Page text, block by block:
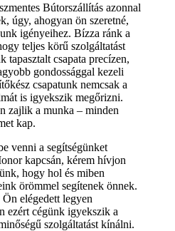
Bútorszállítás azonnal
úgy, ahogyan ön szeretné,
igényeihez. Bízza ránk a
teljes körű szolgáltatást
tapasztalt csapata precízen,
gondossággal kezeli
csapatunk nemcsak a
is igyekszik megőrizni.
zajlik a munka – minden
kap.
venni a segítségünket
kapcsán, kérem hívjon
hogy hol és miben
örömmel segítenek önnek.
elégedett legyen
ezért cégünk igyekszik a
szolgáltatást kínálni.